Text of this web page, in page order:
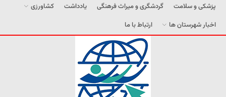
پزشکی و سلامت
گردشگری و میراث فرهنگی یادداشت
کشاورزی
اخبار شهرستان ها
ارتباط با ما